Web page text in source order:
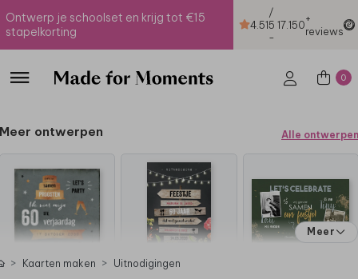
Ontwerp je schoolset en krijg tot €15
stapelkorting
4.51
/
5
-
17.150+
reviews
0
Meer ontwerpen Alle ontwerpen
Meer
Kaarten maken Uitnodigingen